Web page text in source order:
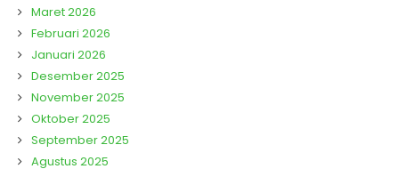
Maret 2026
Februari 2026
Januari 2026
Desember 2025
November 2025
Oktober 2025
September 2025
Agustus 2025